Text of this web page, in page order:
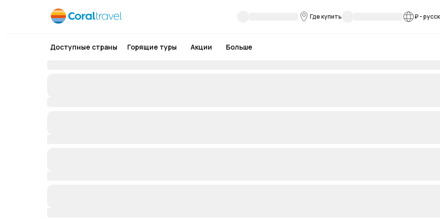
Где купить ₽-
Доступные страны Горящие туры Акции Больше